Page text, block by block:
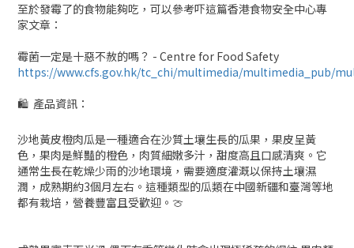
至於發霉了的食物能夠吃，可以參考吓這篇香港食物安全中心專
家文章：
霉菌一定是十惡不赦的嗎？ - Centre for Food Safety
https://www.cfs.gov.hk/tc_chi/multimedia/multimedia_pub/
🛍 產品資訊：
沙地黃皮橙肉瓜是一種適合在沙質土壤生長的瓜果，果皮呈黃
色，果肉是鮮豔的橙色，肉質細嫩多汁，甜度高且口感清爽。它
通常生長在乾燥少雨的沙地環境，需要適度灌溉以保持土壤濕
潤，成熟期約3個月左右。這種類型的瓜類在中國新疆和臺灣等地
都有栽培，營養豐富且受歡迎。🍈